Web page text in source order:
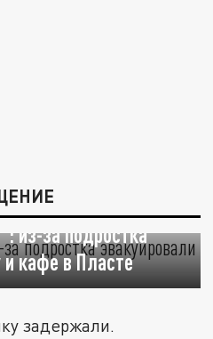
из-за подростка
кафе в Пласте
задержали.